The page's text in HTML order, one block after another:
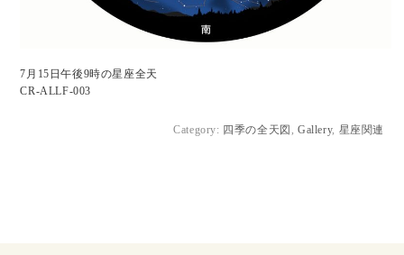
7月15日午後9時の星座全天
CR-ALLF-003
Category: 四季の全天図 ,Gallery, 星座関連